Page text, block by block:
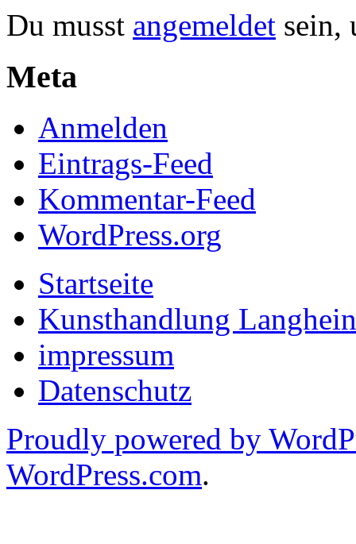
Du musst angemeldet sein,
Meta
Anmelden
Eintrags-Feed
Kommentar-Feed
WordPress.org
Startseite
Kunsthandlung
impressum
Datenschutz
Proudly powered by
WordPress.com.